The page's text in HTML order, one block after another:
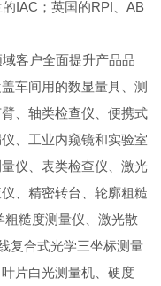
IAC；英国的RPI、AB
客户全面提升产品品
车间用的数显量具、测
、轴类检查仪、便携式
、工业内窥镜和实验室
仪、表类检查仪、激光
、精密转台、轮廓粗糙
粗糙度测量仪、激光散
复合式光学三坐标测量
片白光测量机、硬度